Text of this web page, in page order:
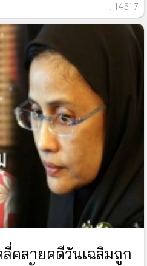
: 14517
ลี่คลายคดีวันเฉลิมถูก